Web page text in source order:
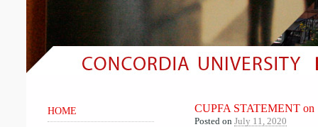
​CUPFA STATEMENT
Posted on July 11, 2020
HOME